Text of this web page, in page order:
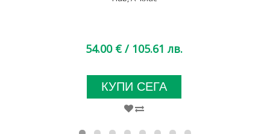
54.00 € / 105.61 лв.
КУПИ СЕГА